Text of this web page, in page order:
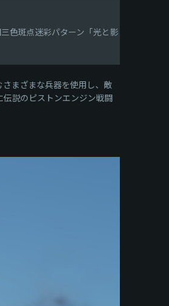
色斑点迷彩パターン「光と影
まざまな兵器を使用し、敵
説のピストンエンジン戦闘